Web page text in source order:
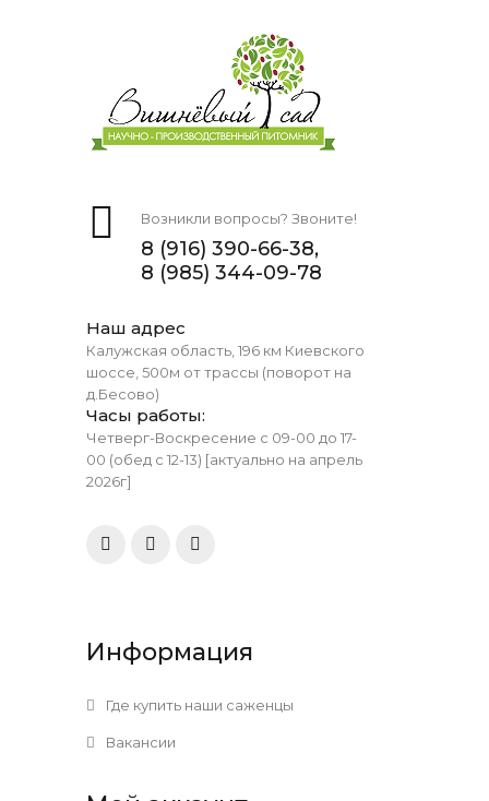
Возникли вопросы? Звоните!
8 (916) 390-66-38,
8 (985) 344-09-78
Наш адрес
Калужская область, 196 км Киевского
шоссе, 500м от трассы (поворот на
д.Бесово)
Часы работы:
Четверг-Воскресение с 09-00 до 17-
00 (обед с 12-13) [актуально на апрель
2026г]
Информация
Где купить наши саженцы
Вакансии